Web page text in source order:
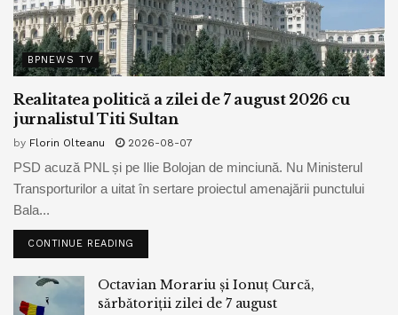
BPNEWS TV
Realitatea politică a zilei de 7 august 2026 cu
jurnalistul Titi Sultan
by Florin Olteanu 2026-08-07
PSD acuză PNL și pe Ilie Bolojan de minciună. Nu Ministerul
Transporturilor a uitat în sertare proiectul amenajării punctului
Bala...
CONTINUE READING
Octavian Morariu și Ionuț Curcă,
sărbătoriții zilei de 7 august